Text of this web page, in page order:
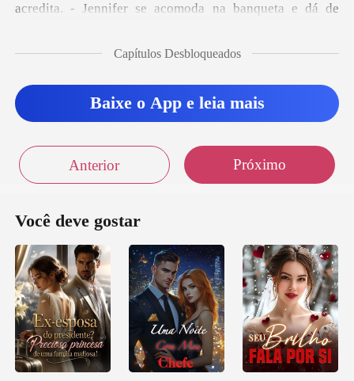
acredita. - Jennifer s
ra vista não existe,
Capítulos Desbloqueados
Baixe o App e leia mais
Anterior Próximo
Você deve gostar